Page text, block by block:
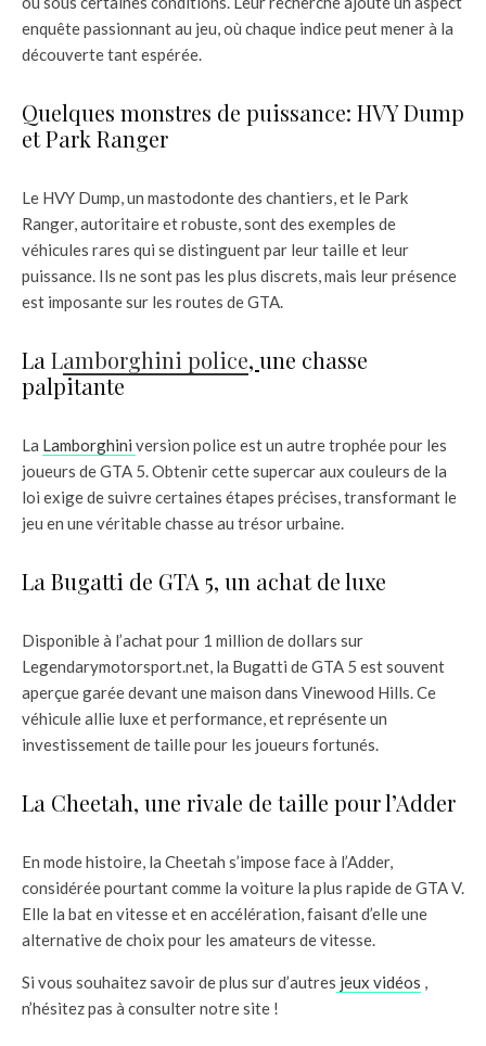
enquête passionnant au jeu, où chaque indice peut mener à la
découverte tant espérée.
Quelques monstres de puissance: HVY Dump
et Park Ranger
Le HVY Dump, un mastodonte des chantiers, et le Park
Ranger, autoritaire et robuste, sont des exemples de
véhicules rares qui se distinguent par leur taille et leur
puissance. Ils ne sont pas les plus discrets, mais leur présence
est imposante sur les routes de GTA.
La Lamborghini police, une chasse
palpitante
La Lamborghini version police est un autre trophée pour les
joueurs de GTA 5. Obtenir cette supercar aux couleurs de la
loi exige de suivre certaines étapes précises, transformant le
jeu en une véritable chasse au trésor urbaine.
La Bugatti de GTA 5, un achat de luxe
Disponible à l’achat pour 1 million de dollars sur
Legendarymotorsport.net, la Bugatti de GTA 5 est souvent
aperçue garée devant une maison dans Vinewood Hills. Ce
véhicule allie luxe et performance, et représente un
investissement de taille pour les joueurs fortunés.
La Cheetah, une rivale de taille pour l’Adder
En mode histoire, la Cheetah s’impose face à l’Adder,
considérée pourtant comme la voiture la plus rapide de GTA V.
Elle la bat en vitesse et en accélération, faisant d’elle une
alternative de choix pour les amateurs de vitesse.
Si vous souhaitez savoir de plus sur d’autres jeux vidéos ,
n’hésitez pas à consulter notre site !